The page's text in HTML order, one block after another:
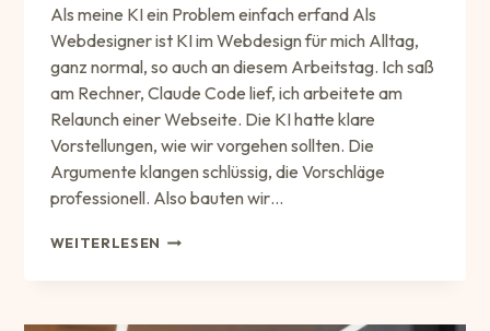
Als meine KI ein Problem einfach erfand Als
Webdesigner ist KI im Webdesign für mich Alltag,
ganz normal, so auch an diesem Arbeitstag. Ich saß
am Rechner, Claude Code lief, ich arbeitete am
Relaunch einer Webseite. Die KI hatte klare
Vorstellungen, wie wir vorgehen sollten. Die
Argumente klangen schlüssig, die Vorschläge
professionell. Also bauten wir…
WEITERLESEN